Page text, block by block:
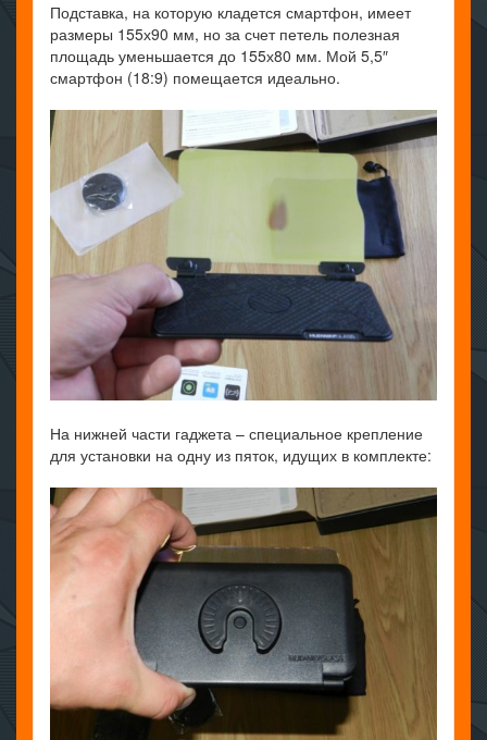
Подставка, на которую кладется смартфон, имеет
размеры 155х90 мм, но за счет петель полезная
площадь уменьшается до 155х80 мм. Мой 5,5″
смартфон (18:9) помещается идеально.
На нижней части гаджета – специальное крепление
для установки на одну из пяток, идущих в комплекте: